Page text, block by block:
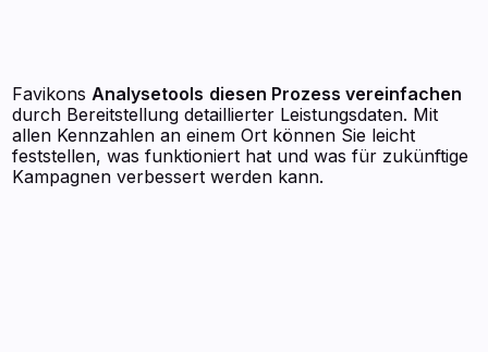
FavikonsAnalysetools diesen Prozess vereinfachen
durch Bereitstellung detaillierter Leistungsdaten. Mit
allen Kennzahlen an einem Ort können Sie leicht
feststellen, was funktioniert hat und was für zukünftige
Kampagnen verbessert werden kann.